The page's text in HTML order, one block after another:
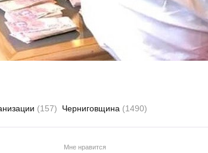
(157) Черниговщина (1490)
Мне нравится